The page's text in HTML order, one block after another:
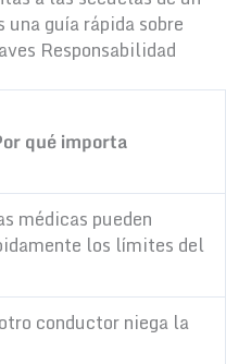
guía rápida sobre
Responsabilidad
qué importa
médicas pueden
los límites del
conductor niega la